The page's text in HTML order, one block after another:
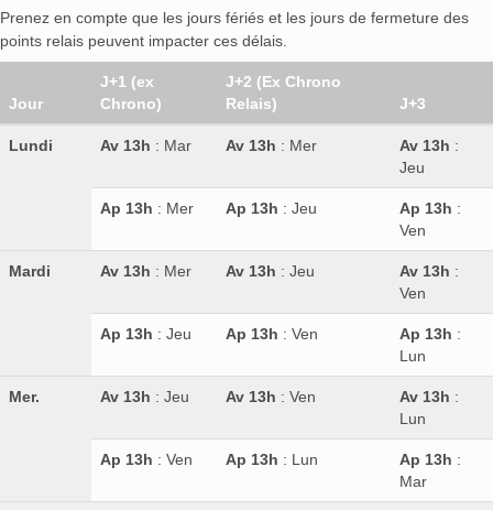
Prenez en compte que les jours fériés et les jours de fermeture des
points relais peuvent impacter ces délais.
Jour
J+1 (ex
Chrono)
J+2 (Ex Chrono
Relais)
J+3
Lundi Av 13h : Mar Av 13h : Mer Av 13h :
Jeu
Ap 13h : Mer Ap 13h : Jeu Ap 13h :
Ven
Mardi Av 13h : Mer Av 13h : Jeu Av 13h :
Ven
Ap 13h : Jeu Ap 13h : Ven Ap 13h :
Lun
Mer. Av 13h : Jeu Av 13h : Ven Av 13h :
Lun
Ap 13h : Ven Ap 13h : Lun Ap 13h :
Mar